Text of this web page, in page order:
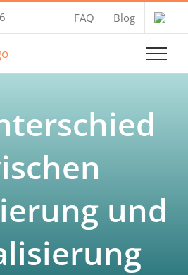
FAQ Blog
und